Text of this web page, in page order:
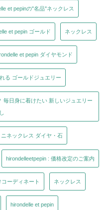
et pepinの"名品"ネックレス
et pepin ゴールド ネックレス
et pepin ダイヤモンド
る ゴールドジュエリー
毎日身に着けたい 新しいジュエリー
ニネックレス ダイヤ・石
hirondelleetpepin : 価格改定のご案内
ーディネート ネックレス
hirondelle et pepin